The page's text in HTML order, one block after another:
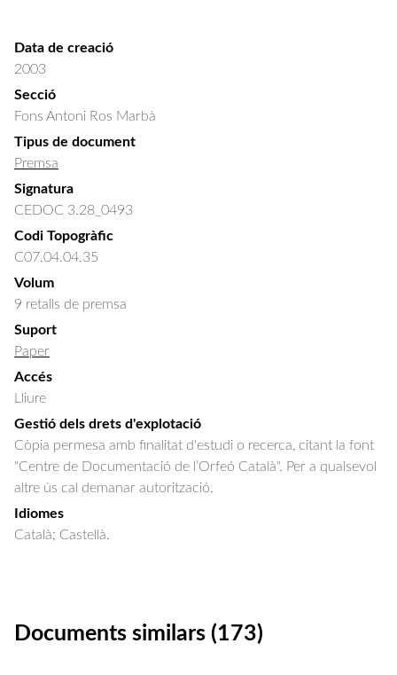
Data de creació
2003
Secció
Fons Antoni Ros Marbà
Tipus de document
Premsa
Signatura
CEDOC 3.28_0493
Codi Topogràfic
C07.04.04.35
Volum
9 retalls de premsa
Suport
Paper
Accés
Lliure
Gestió dels drets d'explotació
Còpia permesa amb finalitat d'estudi o recerca, citant la font
"Centre de Documentació de l’Orfeó Català". Per a qualsevol
altre ús cal demanar autorització.
Idiomes
Català; Castellà.
Documents similars (173)